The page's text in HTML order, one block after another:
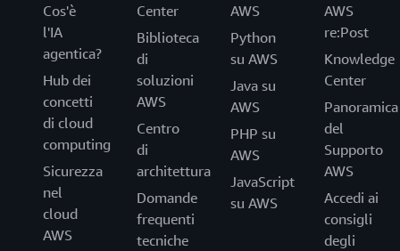
Cos'è
l'IA
agentica?
Hub dei
concetti
di cloud
computing
Sicurezza
nel
cloud
AWS
Center
Biblioteca
di
soluzioni
AWS
Centro
di
architettura
Domande
frequenti
tecniche
AWS
Python
su AWS
Java su
AWS
PHP su
AWS
JavaScript
su AWS
AWS
re:Post
Knowledge
Center
Panoramica
del
Supporto
AWS
Accedi ai
consigli
degli